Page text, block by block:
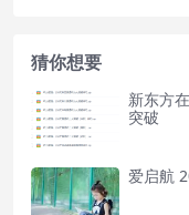
猜你想要
新东方
突破
爱启航